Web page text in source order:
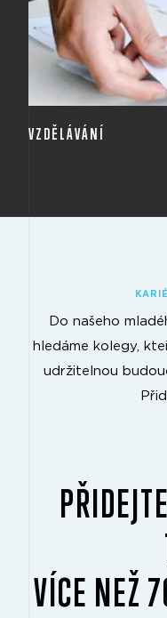
pořádáme
zákony, time
soft skilové
VZDĚLÁVÁNÍ
Do našeho
hledáme kolegy,
udržitelnou
VÍCE NEŽ